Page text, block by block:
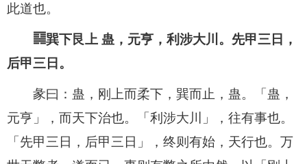
此道也。
䷑巽下艮上 蛊，元亨，利涉大川。先甲三日，
后甲三日。
彖曰：蛊，刚上而柔下，巽而止，蛊。「蛊，
元亨」，而天下治也。「利涉大川」，往有事也。
「先甲三日，后甲三日」，终则有始，天行也。万